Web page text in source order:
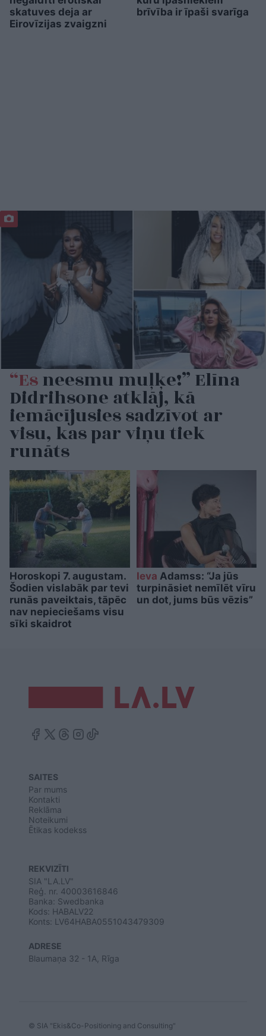
skatuves deja ar
Eirovīzijas zvaigzni
brīvība ir īpaši svarīga
“Esneesmu muļķe!” Elīna
Didrihsone atklāj, kā
iemācījusies sadzīvot ar
visu, kas par viņu tiek
runāts
Horoskopi 7. augustam.
Šodien vislabāk par tevi
runās paveiktais, tāpēc
nav nepieciešams visu
sīki skaidrot
Ieva Adamss: “Ja jūs
turpināsiet nemīlēt vīru
un dot, jums būs vēzis”
SAITES
Par mums
Kontakti
Reklāma
Noteikumi
Ētikas kodekss
REKVIZĪTI
SIA "LA.LV"
Reģ. nr. 40003616846
Banka: Swedbanka
Kods: HABALV22
Konts: LV64HABA0551043479309
ADRESE
Blaumaņa 32 - 1A, Rīga
© SIA "Ekis&Co-Positioning and Consulting"